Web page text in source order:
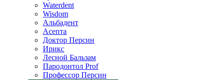
Waterdent
Wisdom
Альбадент
Асепта
Доктор Персин
Ирикс
Лесной Бальзам
Пародонтол Prof
Профессор Персин